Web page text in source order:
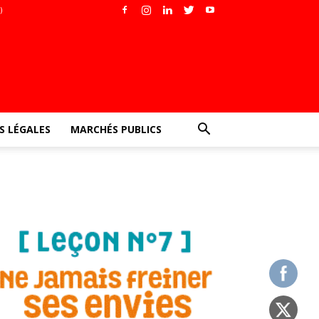
LÉGALES MARCHÉS PUBLICS